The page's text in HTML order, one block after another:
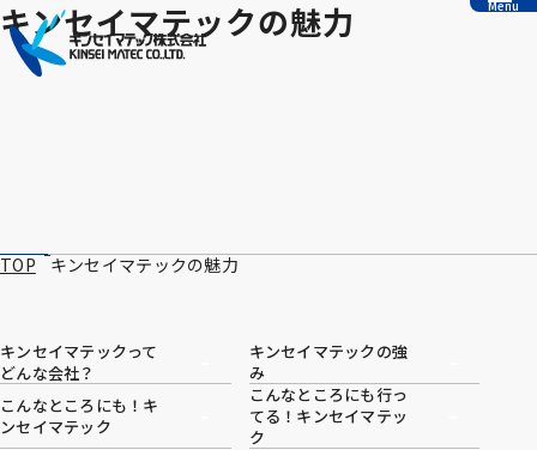
本文へ移動 Menu
キンセイマテックの魅力
TOP キンセイマテックの魅力
キンセイマテックって
どんな会社？
キンセイマテックの強
み
こんなところにも！キ
ンセイマテック
こんなところにも行っ
てる！キンセイマテッ
ク